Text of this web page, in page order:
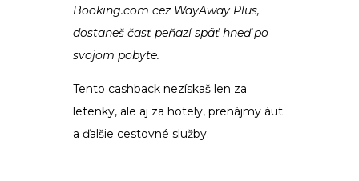
Booking.com cez WayAway Plus,
dostaneš časť peňazí späť hneď po
svojom pobyte.
Tento cashback nezískaš len za
letenky, ale aj za hotely, prenájmy áut
a ďalšie cestovné služby.